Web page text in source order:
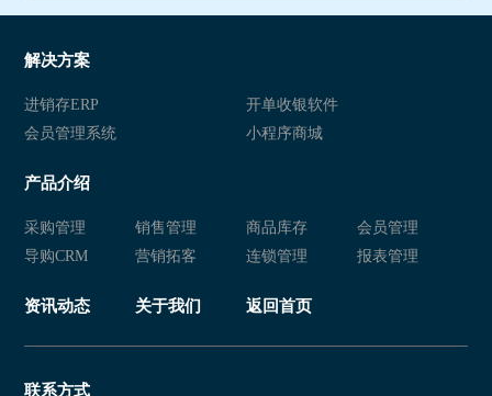
解决方案
进销存ERP
开单收银软件
会员管理系统
小程序商城
产品介绍
采购管理 销售管理 商品库存
会员管理
导购CRM
营销拓客 连锁管理 报表管理
资讯动态 关于我们 返回首页
联系方式